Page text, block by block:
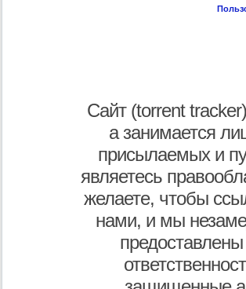
Сайт (torrent
а занимается
присылаемых и
являетесь
желаете, чтобы
нами, и мы